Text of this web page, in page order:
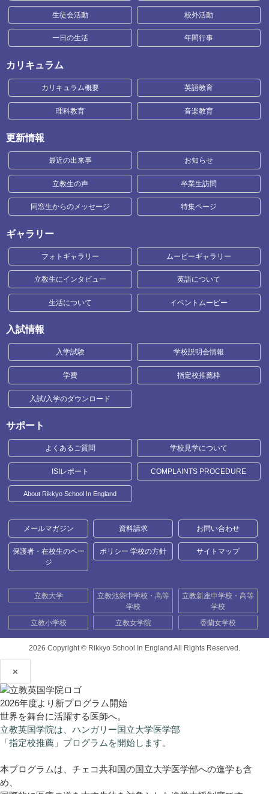
生徒会活動 校外活動
一日の生活 年間行事
カリキュラム
カリキュラム概要 英語教育
理科教育 音楽教育
更新情報
最近の出来事 お知らせ
立教生の声 卒業生訪問
同窓生からのメッセージ 特集ページ
ギャラリー
フォトギャラリー ムービーギャラリー
立教生にインタビュー 英語について
生活について イベントムービー
入試情報
入学試験 学校説明会情報
学費 指定校推薦枠
入試/入学のダウンロード
サポート
よくあるご質問 学校見学について
ISIレポート COMPLAINTS PROCEDURE
About Rikkyo School In England
メールマガジン 資料請求 お問い合わせ
保護者・在校生のペー
ジ
ポリシー 学校の方針 サイトマップ
立教大学
立教池袋中学校・高等
学校
立教新座中学校・高等
学校
立教小学校
立教女学院 香蘭女学校
2026 Copyright © Rikkyo School In England All Rights Reserved.
×
2026年度より新プログラム開始
世界を舞台に活躍する医師へ。
立教英国学院は、ハンガリー国立大学医学部
「指定校推薦」プログラムを開始します。
本プログラムは、チェコ共和国の国立大学医学部への進学も含
め、